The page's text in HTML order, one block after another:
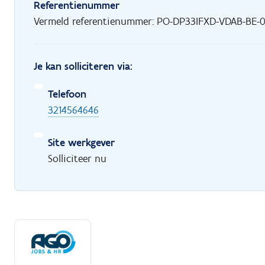
Referentienummer
Vermeld referentienummer: PO-DP33IFXD-VDAB-BE-
Je kan solliciteren via:
Telefoon
3214564646
Site werkgever
Solliciteer nu